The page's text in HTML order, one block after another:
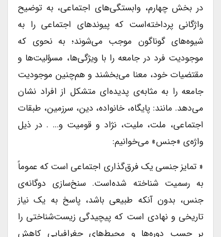
در بخش چهارم، وابستگی‌های اجتماعی، به توضیح
واژگانی پرداخته‌است که پیوند‌های اجتماعی را به
شیوه‌های گوناگون موجب می‌شوند؛ به نحوی که
موجودیت فرد در جامعه را با ویژگی‌ها، مسؤلیت‌ها و
مقتضیات خود، معنا می‌بخشند و هم‌چنین موجودیت
جامعه را به مثابه‌ی پدیده‌ای متشکل از افراد نشان
می‌دهد. مانند: پایگاه، خانواده، دین، سرزمین، طبقات
اجتماعی، ملت، ملیت، نژاد و قومیت و… . در ذیل
واژه‌ی «جنس» می‌خوانیم:
« تمایز جنسی یک فرق‌گذاری اجتماعی است که عموماً
به رسمیت شناخته شده‌است. سنخ‌سازی دوگانه‌ی
جنس، بدون آنکه طبیعی باشد، پاسخ به یک نیاز
تاریخی و نهادی است که پیچیدگی زیست‌شناختی را
بر حسب دوره‌ها و محیط‌های جغرافیایی کاهش